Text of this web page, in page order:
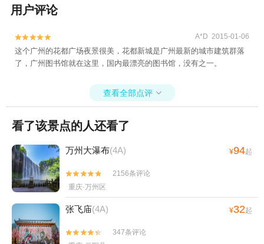
用户评论

 A*D 2015-01-06
这个广州的花都广场夜景很美，花都新城是广州最新的城市建筑群落
了，广州图书馆就在这里，国内最漂亮的图书馆，没有之一。
查看全部点评 
看了该景点的人还看了
万州大瀑布(4A) ¥94起


2156条评论
重庆·万州区
张飞庙(4A) ¥32起


347条评论